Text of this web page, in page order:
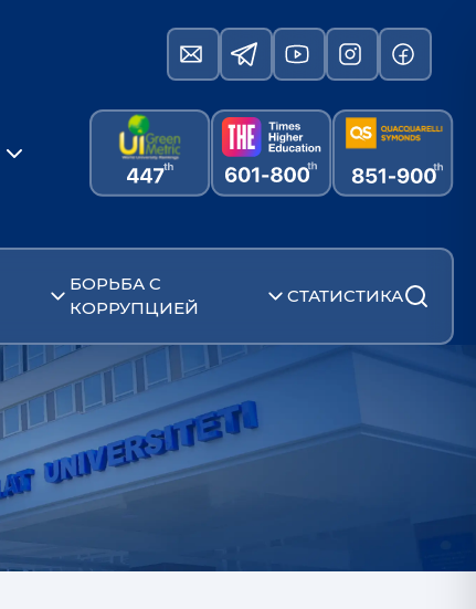
БОРЬБА С
КОРРУПЦИЕЙ
СТАТИСТИКА